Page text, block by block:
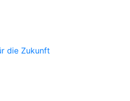
die Zukunft